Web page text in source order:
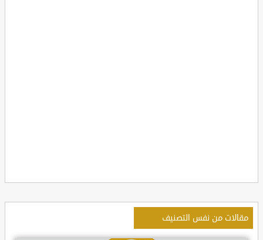
مقالات من نفس التصنيف